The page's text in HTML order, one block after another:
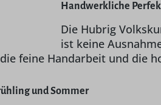
Handwerkliche
Die Hubrig
ist keine
feine Handarbeit und die
und Sommer